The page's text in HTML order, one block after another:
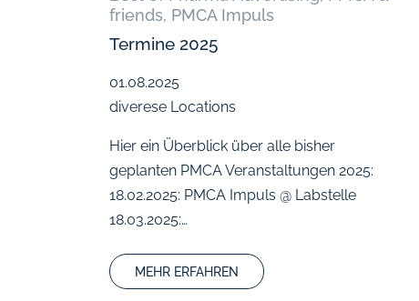
friends, PMCA Impuls
Termine 2025
01.08.2025
diverese Locations
Hier ein Überblick über alle bisher
geplanten PMCA Veranstaltungen 2025:
18.02.2025: PMCA Impuls @ Labstelle
18.03.2025:…
MEHR ERFAHREN